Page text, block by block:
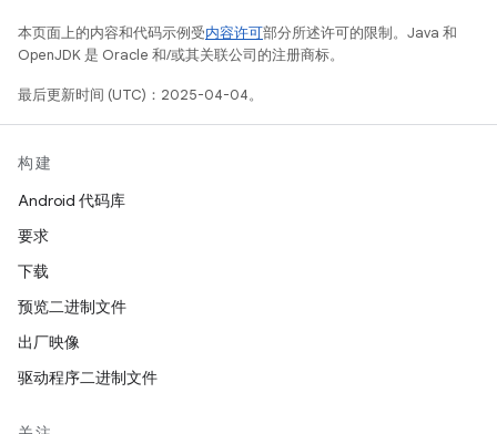
本页面上的内容和代码示例受内容许可部分所述许可的限制。Java 和
OpenJDK 是 Oracle 和/或其关联公司的注册商标。
最后更新时间 (UTC)：2025-04-04。
构建
Android 代码库
要求
下载
预览二进制文件
出厂映像
驱动程序二进制文件